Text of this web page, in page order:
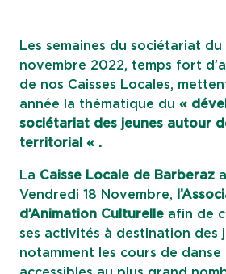
Les semaines du sociétariat du
novembre 2022, temps fort
de nos Caisses Locales,
année la thématique du «
sociétariat des jeunes autour
territorial « .
La Caisse Locale de Barberaz
Vendredi 18 Novembre,
d’Animation Culturelle afin de
ses activités à destination des
notamment les cours de danse